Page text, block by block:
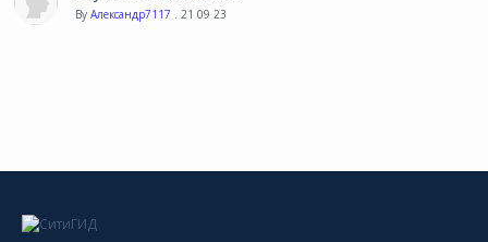
By Александр7117 . 21 09 23